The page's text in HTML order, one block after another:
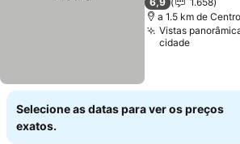
a 1.5 km de
Vistas
cidade
Selecione as datas para ver os preços
exatos.